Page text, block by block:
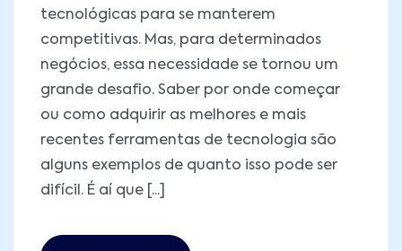
tecnológicas para se manterem
competitivas. Mas, para determinados
negócios, essa necessidade se tornou um
grande desafio. Saber por onde começar
ou como adquirir as melhores e mais
recentes ferramentas de tecnologia são
alguns exemplos de quanto isso pode ser
difícil. É aí que [...]